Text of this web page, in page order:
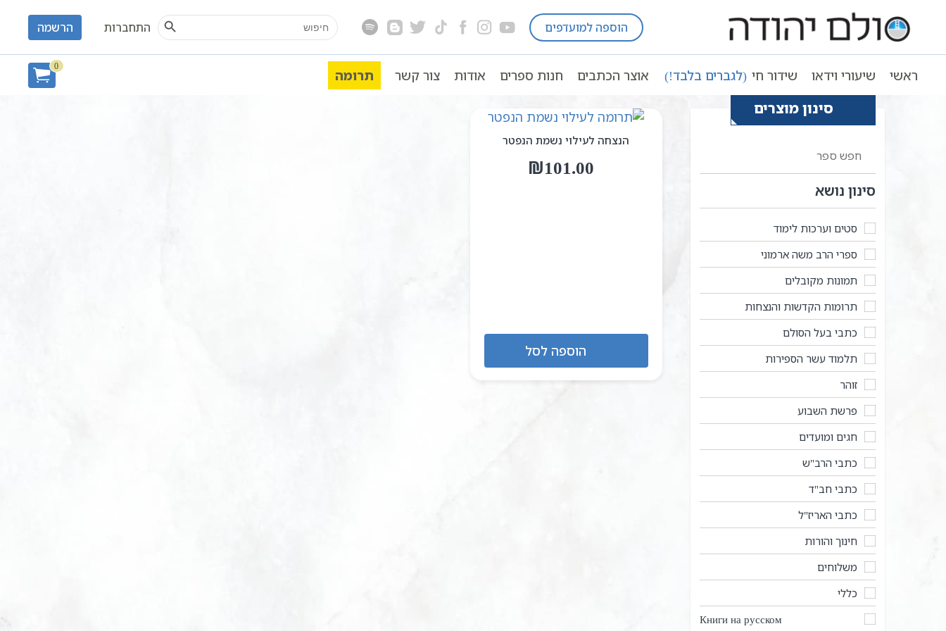
הוספה למועדפים Search
for:
Search Button
התחברות הרשמה
ראשי שיעורי וידאו שידור חי (לגברים בלבד!) אוצר הכתבים חנות ספרים אודות צור קשר תרומה
0
עמוד ראשי הנצחה יהודית
סינון מוצרים
סינון נושא
סטים וערכות לימוד
ספרי הרב משה ארמוני
תמונות מקובלים
תרומות הקדשות והנצחות
כתבי בעל הסולם
תלמוד עשר הספירות
זוהר
פרשת השבוע
חגים ומועדים
כתבי הרב"ש
כתבי חב"ד
כתבי האריז"ל
חינוך והורות
משלוחים
כללי
Книги на русском
הנצחה לעילוי נשמת הנפטר
₪101.00
הוספה לסל